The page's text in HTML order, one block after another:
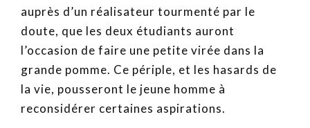
auprès d’un réalisateur tourmenté par le
doute, que les deux étudiants auront
l’occasion de faire une petite virée dans la
grande pomme. Ce périple, et les hasards de
la vie, pousseront le jeune homme à
reconsidérer certaines aspirations.